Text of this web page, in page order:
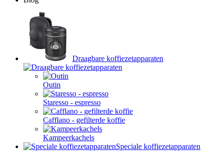
Draagbare koffiezetapparaten
Outin
Staresso - espresso
Cafflano - gefilterde koffie
Kampeerkachels
Speciale koffiezetapparaten